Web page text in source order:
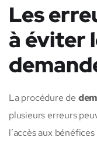
Les
à éviter
La procédure de
plusieurs erreurs
l’accès aux